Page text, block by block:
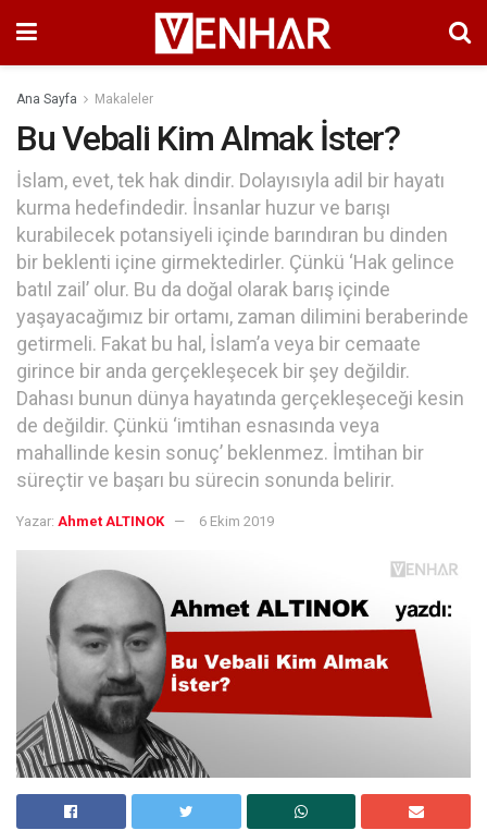
Ana Sayfa Makaleler
Bu Vebali Kim Almak İster?
İslam, evet, tek hak dindir. Dolayısıyla adil bir hayatı
kurma hedefindedir. İnsanlar huzur ve barışı
kurabilecek potansiyeli içinde barındıran bu dinden
bir beklenti içine girmektedirler. Çünkü ‘Hak gelince
batıl zail’ olur. Bu da doğal olarak barış içinde
yaşayacağımız bir ortamı, zaman dilimini beraberinde
getirmeli. Fakat bu hal, İslam’a veya bir cemaate
girince bir anda gerçekleşecek bir şey değildir.
Dahası bunun dünya hayatında gerçekleşeceği kesin
de değildir. Çünkü ‘imtihan esnasında veya
mahallinde kesin sonuç’ beklenmez. İmtihan bir
süreçtir ve başarı bu sürecin sonunda belirir.
Yazar: Ahmet ALTINOK 6 Ekim 2019